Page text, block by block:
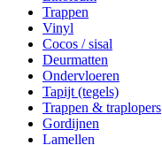
Trappen
Vinyl
Cocos / sisal
Deurmatten
Ondervloeren
Tapijt (tegels)
Trappen & traplopers
Gordijnen
Lamellen